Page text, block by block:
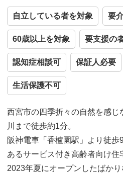
自立している者を対象 要
60歳以上を対象 要支援の
認知症相談可 保証人必要
生活保護不可
西宮市の四季折々の自然を感
川まで徒歩約1分。
阪神電車「香櫨園駅」より徒
あるサービス付き高齢者向け住
2023年夏にオープンしたばかり